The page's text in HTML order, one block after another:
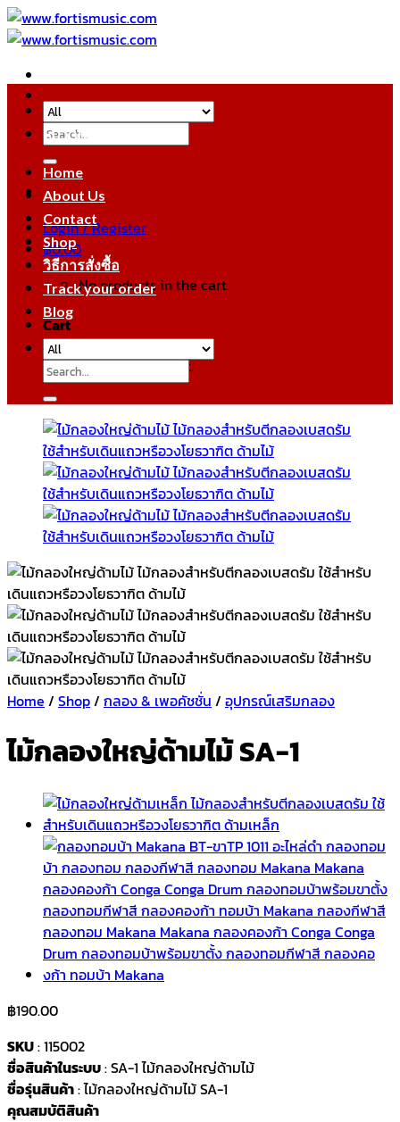
Skip
to
Search
for:
Login / Register
฿0.00
No products in the cart.
Cart
No products in the cart.
หมวดหมู่สินค้า
Home
About Us
Contact
Shop
วิธีการสั่งซื้อ
Track your order
Blog
Search
for:
Home / Shop/ กลอง & เพอคัชชั่น / อุปกรณ์เสริมกลอง
ไม้กลองใหญ่ด้ามไม้ SA-1
฿190.00
SKU: 115002
ชื่อสินค้าในระบบ: SA-1 ไม้กลองใหญ่ด้ามไม้
ชื่อรุ่นสินค้า: ไม้กลองใหญ่ด้ามไม้ SA-1
คุณสมบัติสินค้า